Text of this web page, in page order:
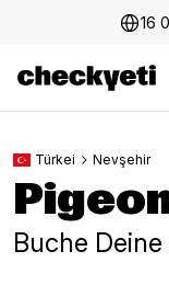
16
Türkei Nevşehir
Buche